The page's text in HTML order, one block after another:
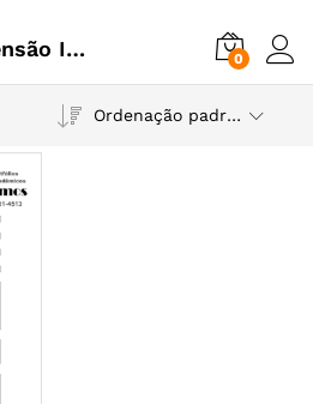
Projeto de extensão I - Fotografia 0
Ordenação padrão